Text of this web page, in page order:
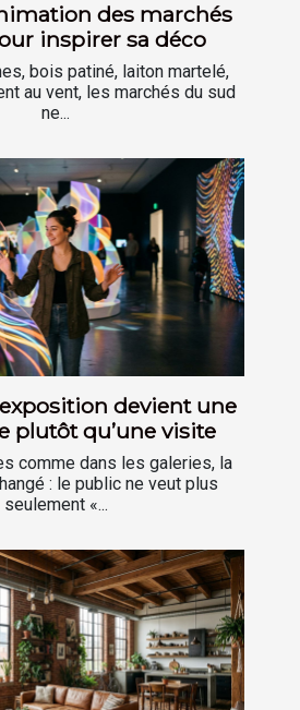
des marchés
inspirer sa déco
bois patiné, laiton martelé,
au vent, les marchés du sud
ne...
devient une
plutôt qu’une visite
comme dans les galeries, la
: le public ne veut plus
seulement «...